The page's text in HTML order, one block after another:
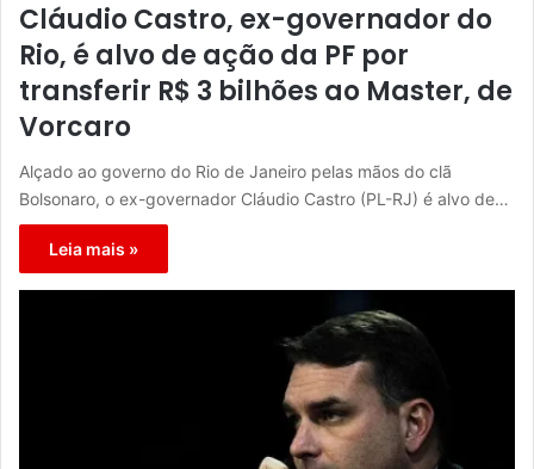
Cláudio Castro, ex-governador do
Rio, é alvo de ação da PF por
transferir R$ 3 bilhões ao Master, de
Vorcaro
Alçado ao governo do Rio de Janeiro pelas mãos do clã
Bolsonaro, o ex-governador Cláudio Castro (PL-RJ) é alvo de…
Leia mais »